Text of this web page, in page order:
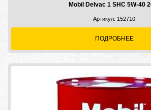
Mobil Delvac 1 SHC 5W-40
Артикул: 152710
ПОДРОБНЕЕ